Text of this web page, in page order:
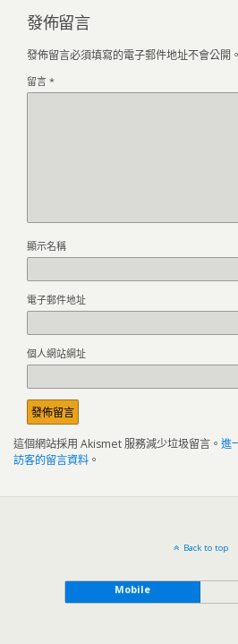
發佈留言
發佈留言必須填寫的電子郵件地址不會公開。
留言 *
顯示名稱
電子郵件地址
個人網站網址
這個網站採用 Akismet 服務減少垃圾留言。 進
訪客的留言資料 。
Back to top
Mobile